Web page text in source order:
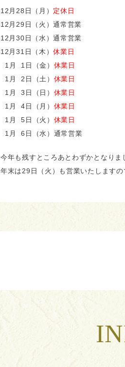
12月28日（月） 定休日
12月29日（火）通常営業
12月30日（水）通常営業
12月31日（木）休業日
1月 1日（金） 休業日
1月 2日（土） 休業日
1月 3日（日） 休業日
1月 4日（月） 休業日
1月 5日（火） 休業日
1月 6日（水） 通常営業
今年も残すところあとわずかとなりま
年末は29日（火）も営業いたしますの